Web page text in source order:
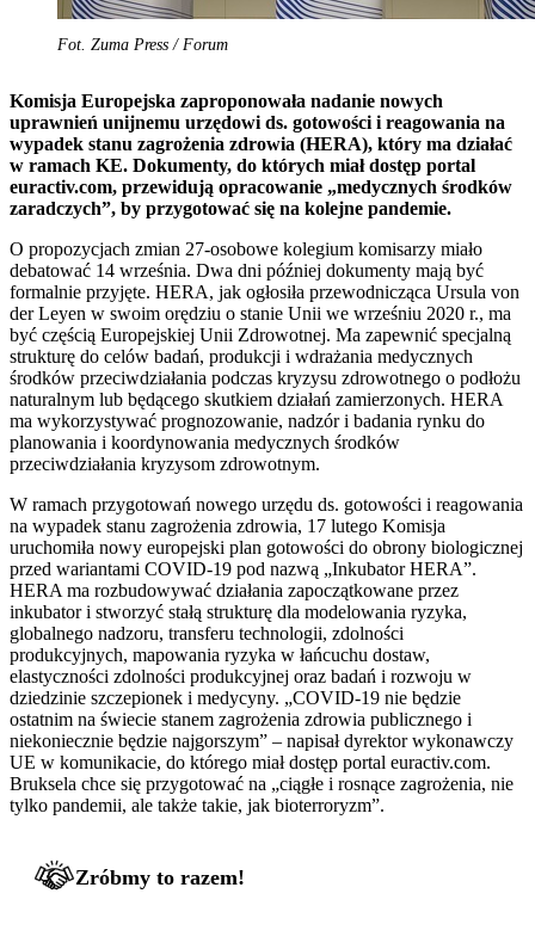
Fot. Zuma Press / Forum
Komisja Europejska zaproponowała nadanie nowych
uprawnień unijnemu urzędowi ds. gotowości i reagowania na
wypadek stanu zagrożenia zdrowia (HERA), który ma działać
w ramach KE. Dokumenty, do których miał dostęp portal
euractiv.com, przewidują opracowanie „medycznych środków
zaradczych”, by przygotować się na kolejne pandemie.
O propozycjach zmian 27-osobowe kolegium komisarzy miało
debatować 14 września. Dwa dni później dokumenty mają być
formalnie przyjęte. HERA, jak ogłosiła przewodnicząca Ursula von
der Leyen w swoim orędziu o stanie Unii we wrześniu 2020 r., ma
być częścią Europejskiej Unii Zdrowotnej. Ma zapewnić specjalną
strukturę do celów badań, produkcji i wdrażania medycznych
środków przeciwdziałania podczas kryzysu zdrowotnego o podłożu
naturalnym lub będącego skutkiem działań zamierzonych. HERA
ma wykorzystywać prognozowanie, nadzór i badania rynku do
planowania i koordynowania medycznych środków
przeciwdziałania kryzysom zdrowotnym.
W ramach przygotowań nowego urzędu ds. gotowości i reagowania
na wypadek stanu zagrożenia zdrowia, 17 lutego Komisja
uruchomiła nowy europejski plan gotowości do obrony biologicznej
przed wariantami COVID-19 pod nazwą „Inkubator HERA”.
HERA ma rozbudowywać działania zapoczątkowane przez
inkubator i stworzyć stałą strukturę dla modelowania ryzyka,
globalnego nadzoru, transferu technologii, zdolności
produkcyjnych, mapowania ryzyka w łańcuchu dostaw,
elastyczności zdolności produkcyjnej oraz badań i rozwoju w
dziedzinie szczepionek i medycyny. „COVID-19 nie będzie
ostatnim na świecie stanem zagrożenia zdrowia publicznego i
niekoniecznie będzie najgorszym” – napisał dyrektor wykonawczy
UE w komunikacie, do którego miał dostęp portal euractiv.com.
Bruksela chce się przygotować na „ciągłe i rosnące zagrożenia, nie
tylko pandemii, ale także takie, jak bioterroryzm”.
Zróbmy to razem!